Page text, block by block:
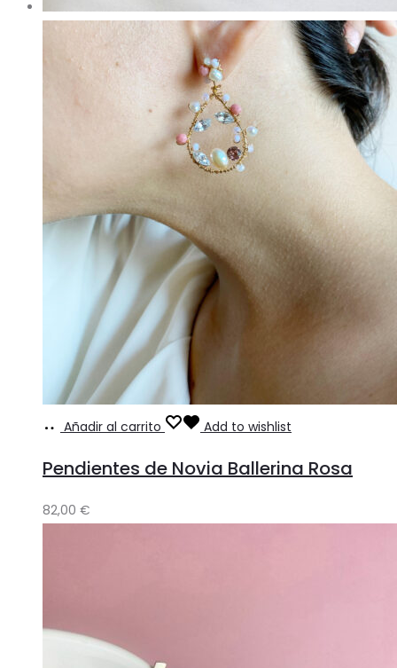
Añadir al carrito Add to wishlist
Pendientes de Novia Ballerina Rosa
82,00 €